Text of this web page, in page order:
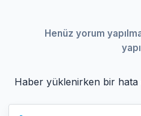
Henüz yorum
Haber yüklenirken bir hata